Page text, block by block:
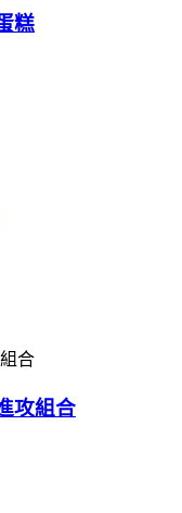
糕
攻組合